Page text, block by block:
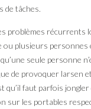
de tâches.
problèmes récurrents
ou plusieurs personnes
seule personne
de provoquer larsen
qu’il faut parfois
sur les portables